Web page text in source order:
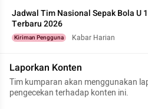
Jadwal Tim Nasional Sepak Bola U
Terbaru 2026
Kiriman Pengguna Kabar Harian
Laporkan Konten
Tim kumparan akan menggunakan
pengecekan terhadap konten ini.